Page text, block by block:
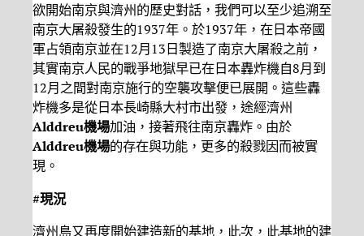
欲開始南京與濟州的歷史對話，我們可以至少追溯至
南京大屠殺發生的1937年。於1937年，在日本帝國
軍占領南京並在12月13日製造了南京大屠殺之前，
其實南京人民的戰爭地獄早已在日本轟炸機自8月到
12月之間對南京施行的空襲攻擊便已展開。這些轟
炸機多是從日本長崎縣大村市出發，途經濟州
Alddreu機場加油，接著飛往南京轟炸。由於
Alddreu機場的存在與功能，更多的殺戮因而被實
現。
#現況
濟州島又再度開始建造新的基地，此次，此基地的建